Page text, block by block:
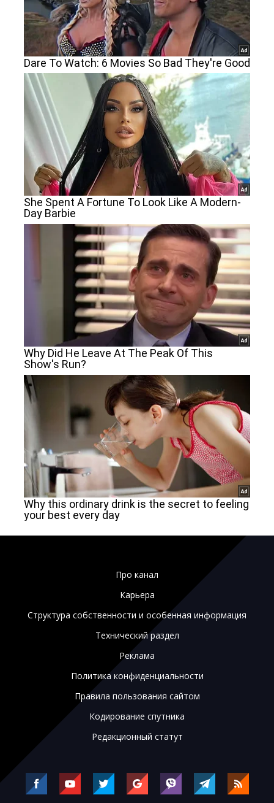
Про канал
Карьера
Структура собственности и особенная информация
Технический раздел
Реклама
Политика конфиденциальности
Правила пользования сайтом
Кодирование спутника
Редакционный статут